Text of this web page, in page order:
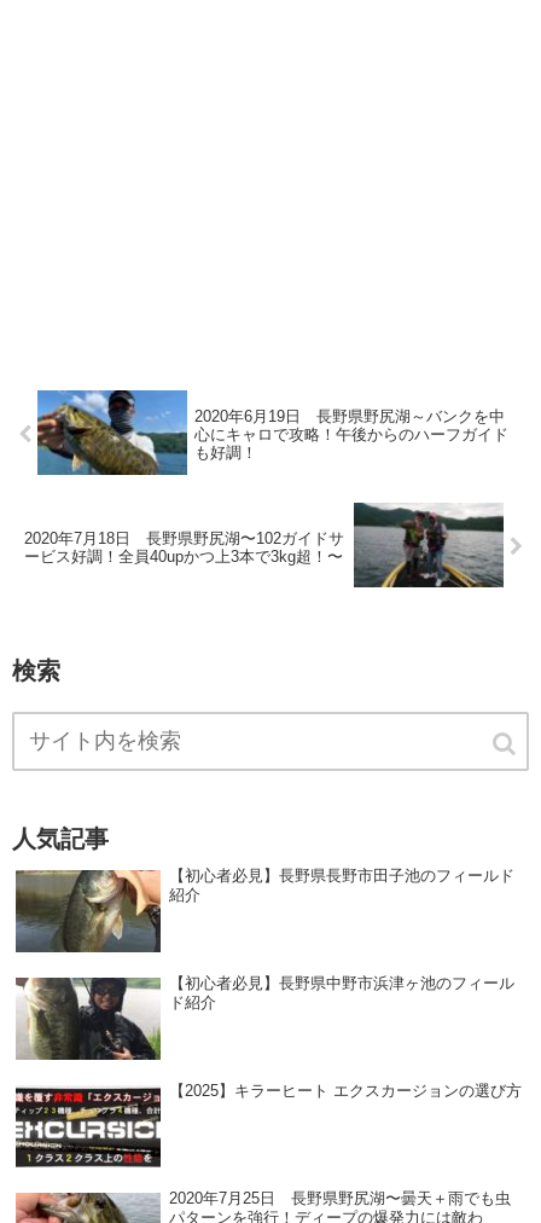
2020年6月19日 長野県野尻湖～バンクを中
心にキャロで攻略！午後からのハーフガイド
も好調！
2020年7月18日 長野県野尻湖〜102ガイドサ
ービス好調！全員40upかつ上3本で3kg超！〜
検索
人気記事
【初心者必見】長野県長野市田子池のフィールド
紹介
【初心者必見】長野県中野市浜津ヶ池のフィール
ド紹介
【2025】キラーヒート エクスカージョンの選び方
2020年7月25日 長野県野尻湖〜曇天＋雨でも虫
パターンを強行！ディープの爆発力には敵わ